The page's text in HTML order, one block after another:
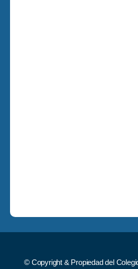
© Copyright & Propiedad del